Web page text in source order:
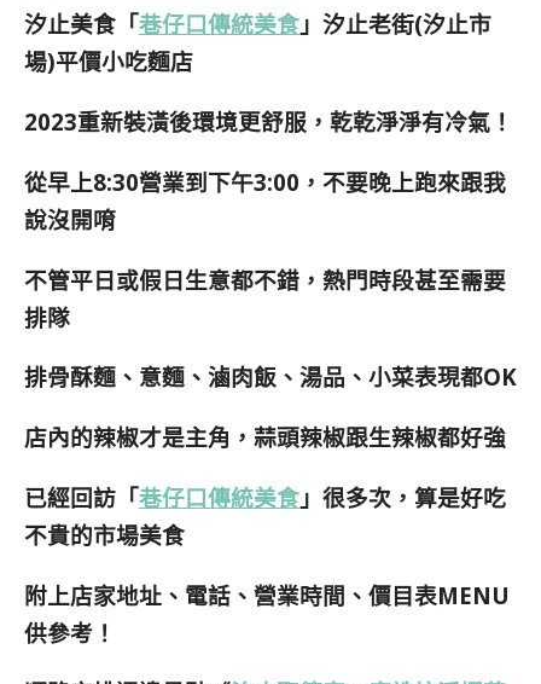
汐止美食「巷仔口傳統美食 」汐止老街(汐止市
場)平價小吃麵店
2023重新裝潢後環境更舒服，乾乾淨淨有冷氣！
從早上8:30營業到下午3:00，不要晚上跑來跟我
說沒開唷
不管平日或假日生意都不錯，熱門時段甚至需要
排隊
排骨酥麵、意麵、滷肉飯、湯品、小菜表現都OK
店內的辣椒才是主角，蒜頭辣椒跟生辣椒都好強
已經回訪「巷仔口傳統美食 」很多次，算是好吃
不貴的市場美食
附上店家地址、電話、營業時間、價目表MENU
供參考！